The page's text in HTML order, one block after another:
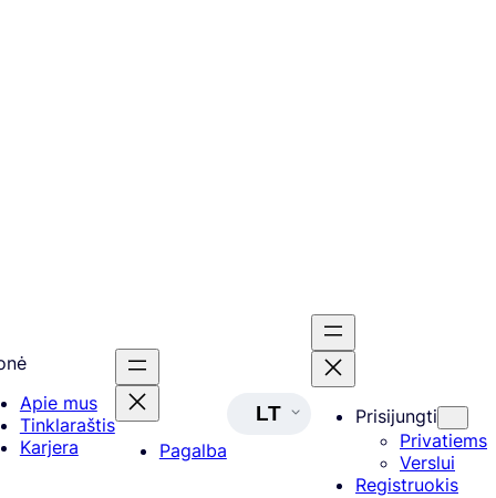
Apie mus
Tinklaraštis
Karjera
Pagalba
LT
Prisijungti
Privatiems
Verslui
Registruokis